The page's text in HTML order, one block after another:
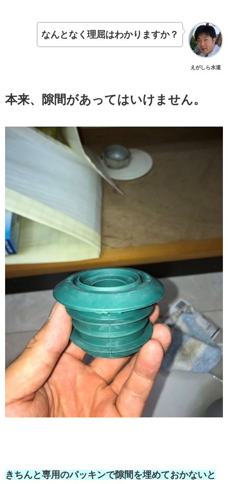
えがしら水道
なんとなく理屈はわかりますか？
本来、隙間があってはいけません。
きちんと専用のパッキンで隙間を埋めておかないと